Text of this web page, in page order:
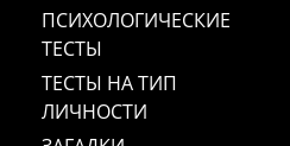
ПСИХОЛОГИЧЕСКИЕ
ТЕСТЫ
ТЕСТЫ НА ТИП
ЛИЧНОСТИ